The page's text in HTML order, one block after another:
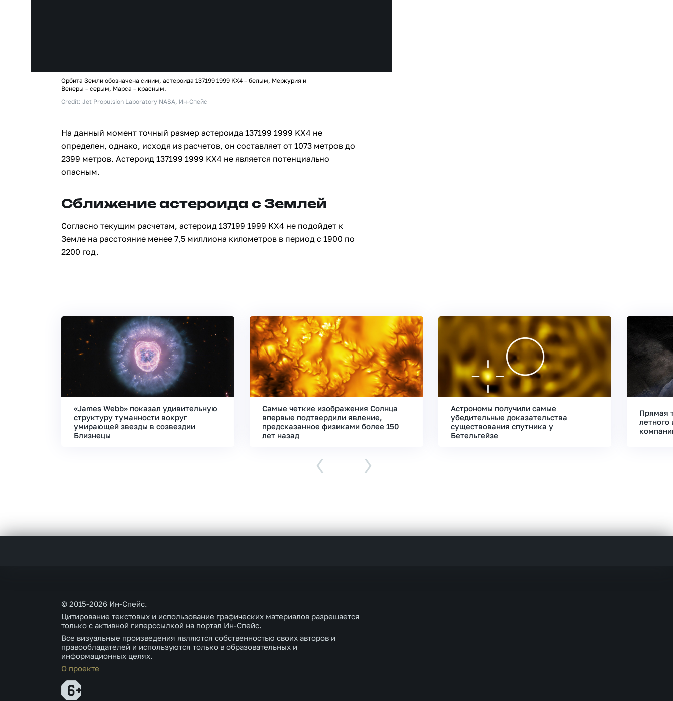
Орбита Земли обозначена синим, астероида 137199 1999 KX4 – белым, Меркурия и
Венеры – серым, Марса – красным.
Credit: Jet Propulsion Laboratory NASA, Ин-Спейс
На данный момент точный размер астероида 137199 1999 KX4 не
определен, однако, исходя из расчетов, он составляет от 1073 метров до
2399 метров. Астероид 137199 1999 KX4 не является потенциально
опасным.
Сближение астероида с Землей
Согласно текущим расчетам, астероид 137199 1999 KX4 не подойдет к
Земле на расстояние менее 7,5 миллиона километров в период с 1900 по
2200 год.
«James Webb» показал удивительную
структуру туманности вокруг
умирающей звезды в созвездии
Близнецы
Самые четкие изображения Солнца
впервые подтвердили явление,
предсказанное физиками более 150
лет назад
Астрономы получили самые
убедительные доказательства
существования спутника у
Бетельгейзе
Прямая
летного
‹ ›
© 2015-2026 Ин-Спейс.
Цитирование текстовых и использование графических материалов разрешается
только с активной гиперссылкой на портал Ин-Спейс.
Все визуальные произведения являются собственностью своих авторов и
правообладателей и используются только в образовательных и
информационных целях.
О проекте